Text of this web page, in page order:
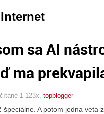
Internet
sa AI
ma
1 123x, topblogger
špeciálne. A potom jedna